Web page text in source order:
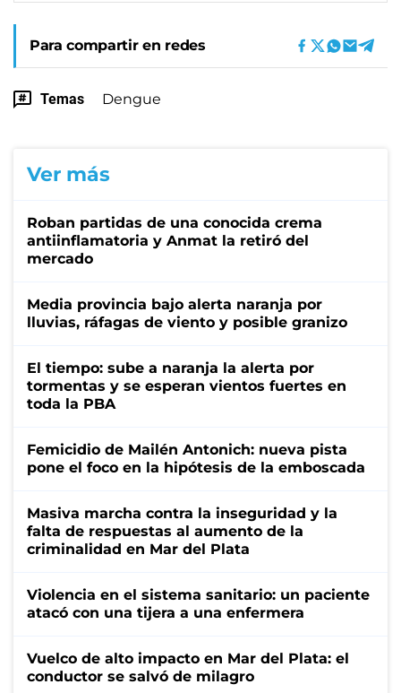
Para compartir en redes
Temas Dengue
Ver más
Roban partidas de una conocida crema
antiinflamatoria y Anmat la retiró del
mercado
Media provincia bajo alerta naranja por
lluvias, ráfagas de viento y posible granizo
El tiempo: sube a naranja la alerta por
tormentas y se esperan vientos fuertes en
toda la PBA
Femicidio de Mailén Antonich: nueva pista
pone el foco en la hipótesis de la emboscada
Masiva marcha contra la inseguridad y la
falta de respuestas al aumento de la
criminalidad en Mar del Plata
Violencia en el sistema sanitario: un paciente
atacó con una tijera a una enfermera
Vuelco de alto impacto en Mar del Plata: el
conductor se salvó de milagro